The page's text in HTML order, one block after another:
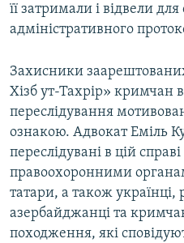
її затримали і відвели
адміністративного
Захисники
Хізб ут-Тахрір» кримчан
переслідування
ознакою. Адвокат Еміль
переслідувані в цій
правоохоронними
татари, а також
азербайджанці та
походження, які